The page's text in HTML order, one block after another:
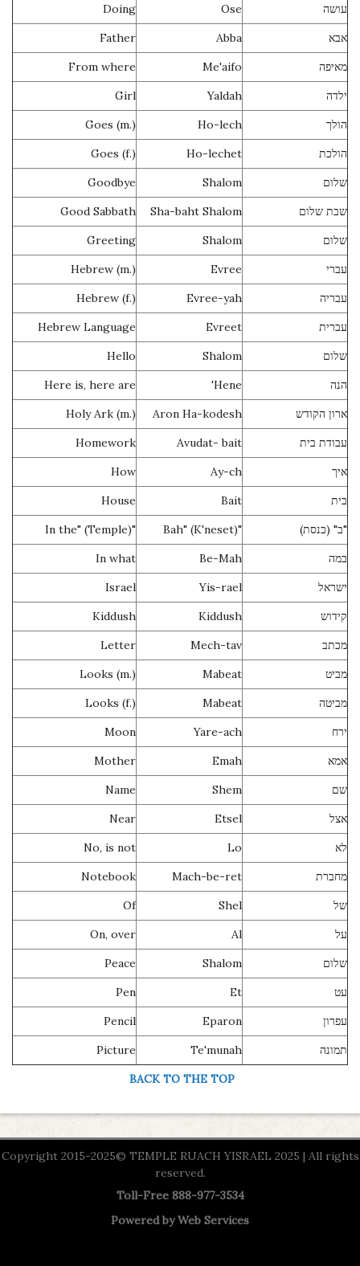
Doing
Ose
עושה
Father
Abba
אבא
From where
Me'aifo
מאיפה
Girl
Yaldah
ילדה
Goes (m.)
Ho-lech
הולך
Goes (f.)
Ho-lechet
הולכת
Goodbye
Shalom
שלום
Good Sabbath
Sha-baht Shalom
שבת שלום
Greeting
Shalom
שלום
Hebrew (m.)
Evree
עברי
Hebrew (f.)
Evree-yah
עבריה
Hebrew Language
Evreet
עברית
Hello
Shalom
שלום
Here is, here are
Hene'
הנה
Holy Ark (m.)
Aron Ha-kodesh
ארון הקודש
Homework
Avudat- bait
עבודת בית
How
Ay-ch
איך
House
Bait
בית
"In the" (Temple)
"Bah" (K'neset)
"ב" (כנסת)
In what
Be-Mah
במה
Israel
Yis-rael
ישראל
Kiddush
Kiddush
קידוש
Letter
Mech-tav
מכתב
Looks (m.)
Mabeat
מביט
Looks (f.)
Mabeat
מביטה
Moon
Yare-ach
ירח
Mother
Emah
אמא
Name
Shem
שם
Near
Etsel
אצל
No, is not
Lo
לא
Notebook
Mach-be-ret
מחברת
Of
Shel
של
On, over
Al
על
Peace
Shalom
שלום
Pen
Et
עט
Pencil
Eparon
עפרון
Picture
Te'munah
תמונה
BACK TO THE TOP
Copyright 2015-2025© TEMPLE RUACH YISRAEL 2025 | All rights
reserved.
Toll-Free 888-977-3534
Powered byWeb Services